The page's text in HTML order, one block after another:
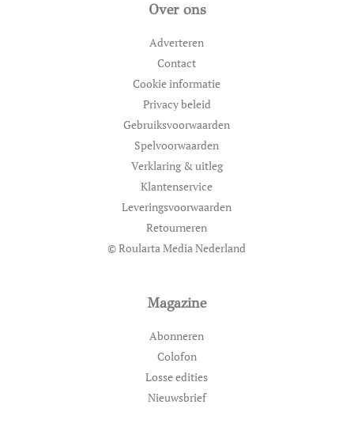
Over ons
Adverteren
Contact
Cookie informatie
Privacy beleid
Gebruiksvoorwaarden
Spelvoorwaarden
Verklaring & uitleg
Klantenservice
Leveringsvoorwaarden
Retourneren
© Roularta Media Nederland
Magazine
Abonneren
Colofon
Losse edities
Nieuwsbrief